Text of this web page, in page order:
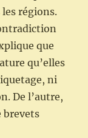
régions.
que
qu’elles
ni
De l’autre,
brevets